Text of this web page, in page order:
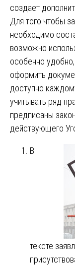
создает
Для того чтобы
необходимо
возможно
особенно
оформить
доступно
учитывать ряд
предписаны
действующего
В
тексте